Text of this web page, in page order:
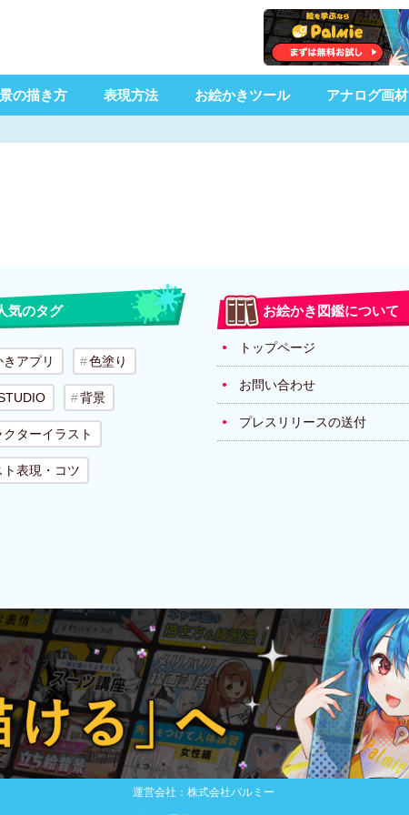
の描き方 表現方法 お絵かきツール アナログ画材
気のタグ
アプリ 色塗り
背景
ターイラスト
ト表現・コツ
お絵かき図鑑について
トップページ
お問い合わせ
プレスリリースの送付
運営会社：株式会社パルミー